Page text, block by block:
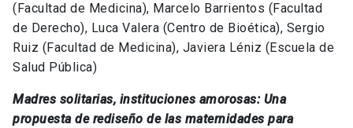
(Facultad de Medicina), Marcelo Barrientos (Facultad
de Derecho), Luca Valera (Centro de Bioética), Sergio
Ruiz (Facultad de Medicina), Javiera Léniz (Escuela de
Salud Pública)
Madres solitarias, instituciones amorosas: Una
propuesta de rediseño de las maternidades para